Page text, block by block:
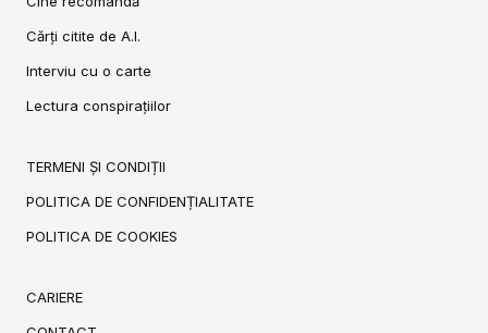
Cărți citite de A.I.
Interviu cu o carte
Lectura conspirațiilor
TERMENI ȘI CONDIȚII
POLITICA DE CONFIDENȚIALITATE
POLITICA DE COOKIES
CARIERE